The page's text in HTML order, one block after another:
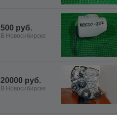
500 руб.
В Новосибирске
20000 руб.
В Новосибирске